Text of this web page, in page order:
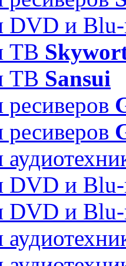
DVD и
ТВ
ТВ Sansui
DVD и
DVD и